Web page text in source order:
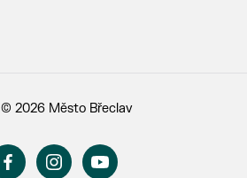
© 2026 Město Břeclav